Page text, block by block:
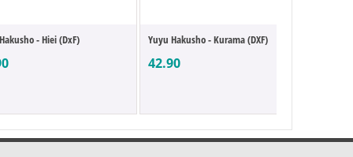
- Hiei (DxF) Yuyu Hakusho - Kurama (DXF)
42.90